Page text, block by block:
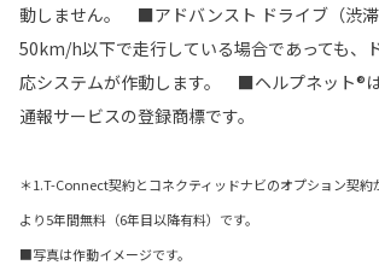
動しません。 ■アドバンスト ドライブ（渋
50km/h以下で走行している場合であっても、
応システムが作動します。 ■ヘルプネット®
通報サービスの登録商標です。
＊1.T-Connect契約とコネクティッドナビのオプション契約
より5年間無料（6年目以降有料）です。
■写真は作動イメージです。